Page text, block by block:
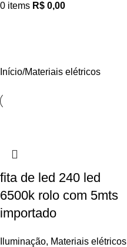
0 items R$ 0,00
Início Materiais elétricos
fita de led 240 led
6500k rolo com 5mts
importado
Iluminação, Materiais elétricos